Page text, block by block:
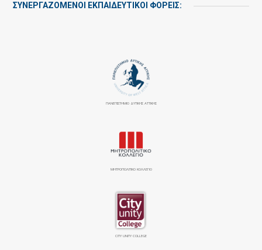
ΣΥΝΕΡΓΑΖΌΜΕΝΟΙ ΕΚΠΑΙΔΕΥΤΙΚΟΊ ΦΟΡΕΊΣ:
ΠΑΝΕΠΙΣΤΉΜΙΟ ΔΥΤΙΚΉΣ ΑΤΤΙΚΉΣ
ΜΗΤΡΟΠΟΛΙΤΙΚΟ ΚΟΛΛΕΓΙΟ
CITY UNITY COLLEGE